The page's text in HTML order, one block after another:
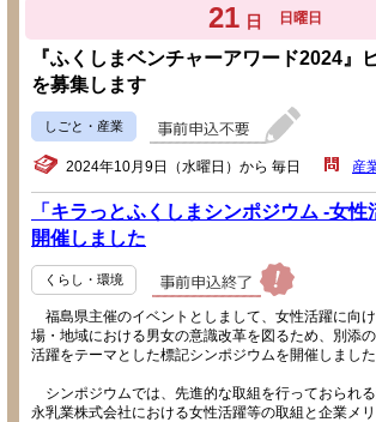
21 日 日曜日
『ふくしまベンチャーアワード2024』
を募集します
しごと・産業
2024年10月9日（水曜日）から 毎日 産
「キラっとふくしまシンポジウム -女
開催しました
くらし・環境
福島県主催のイベントとしまして、女性活躍に向
場・地域における男女の意識改革を図るため、別添
活躍をテーマとした標記シンポジウムを開催しました
シンポジウムでは、先進的な取組を行っておられ
永乳業株式会社における女性活躍等の取組と企業メ